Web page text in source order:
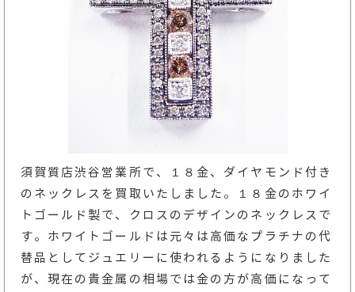
須賀質店渋谷営業所で、１８金、ダイヤモンド付き
のネックレスを買取いたしました。１８金のホワイ
トゴールド製で、クロスのデザインのネックレスで
す。ホワイトゴールドは元々は高価なプラチナの代
替品としてジュエリーに使われるようになりました
が、現在の貴金属の相場では金の方が高価になって